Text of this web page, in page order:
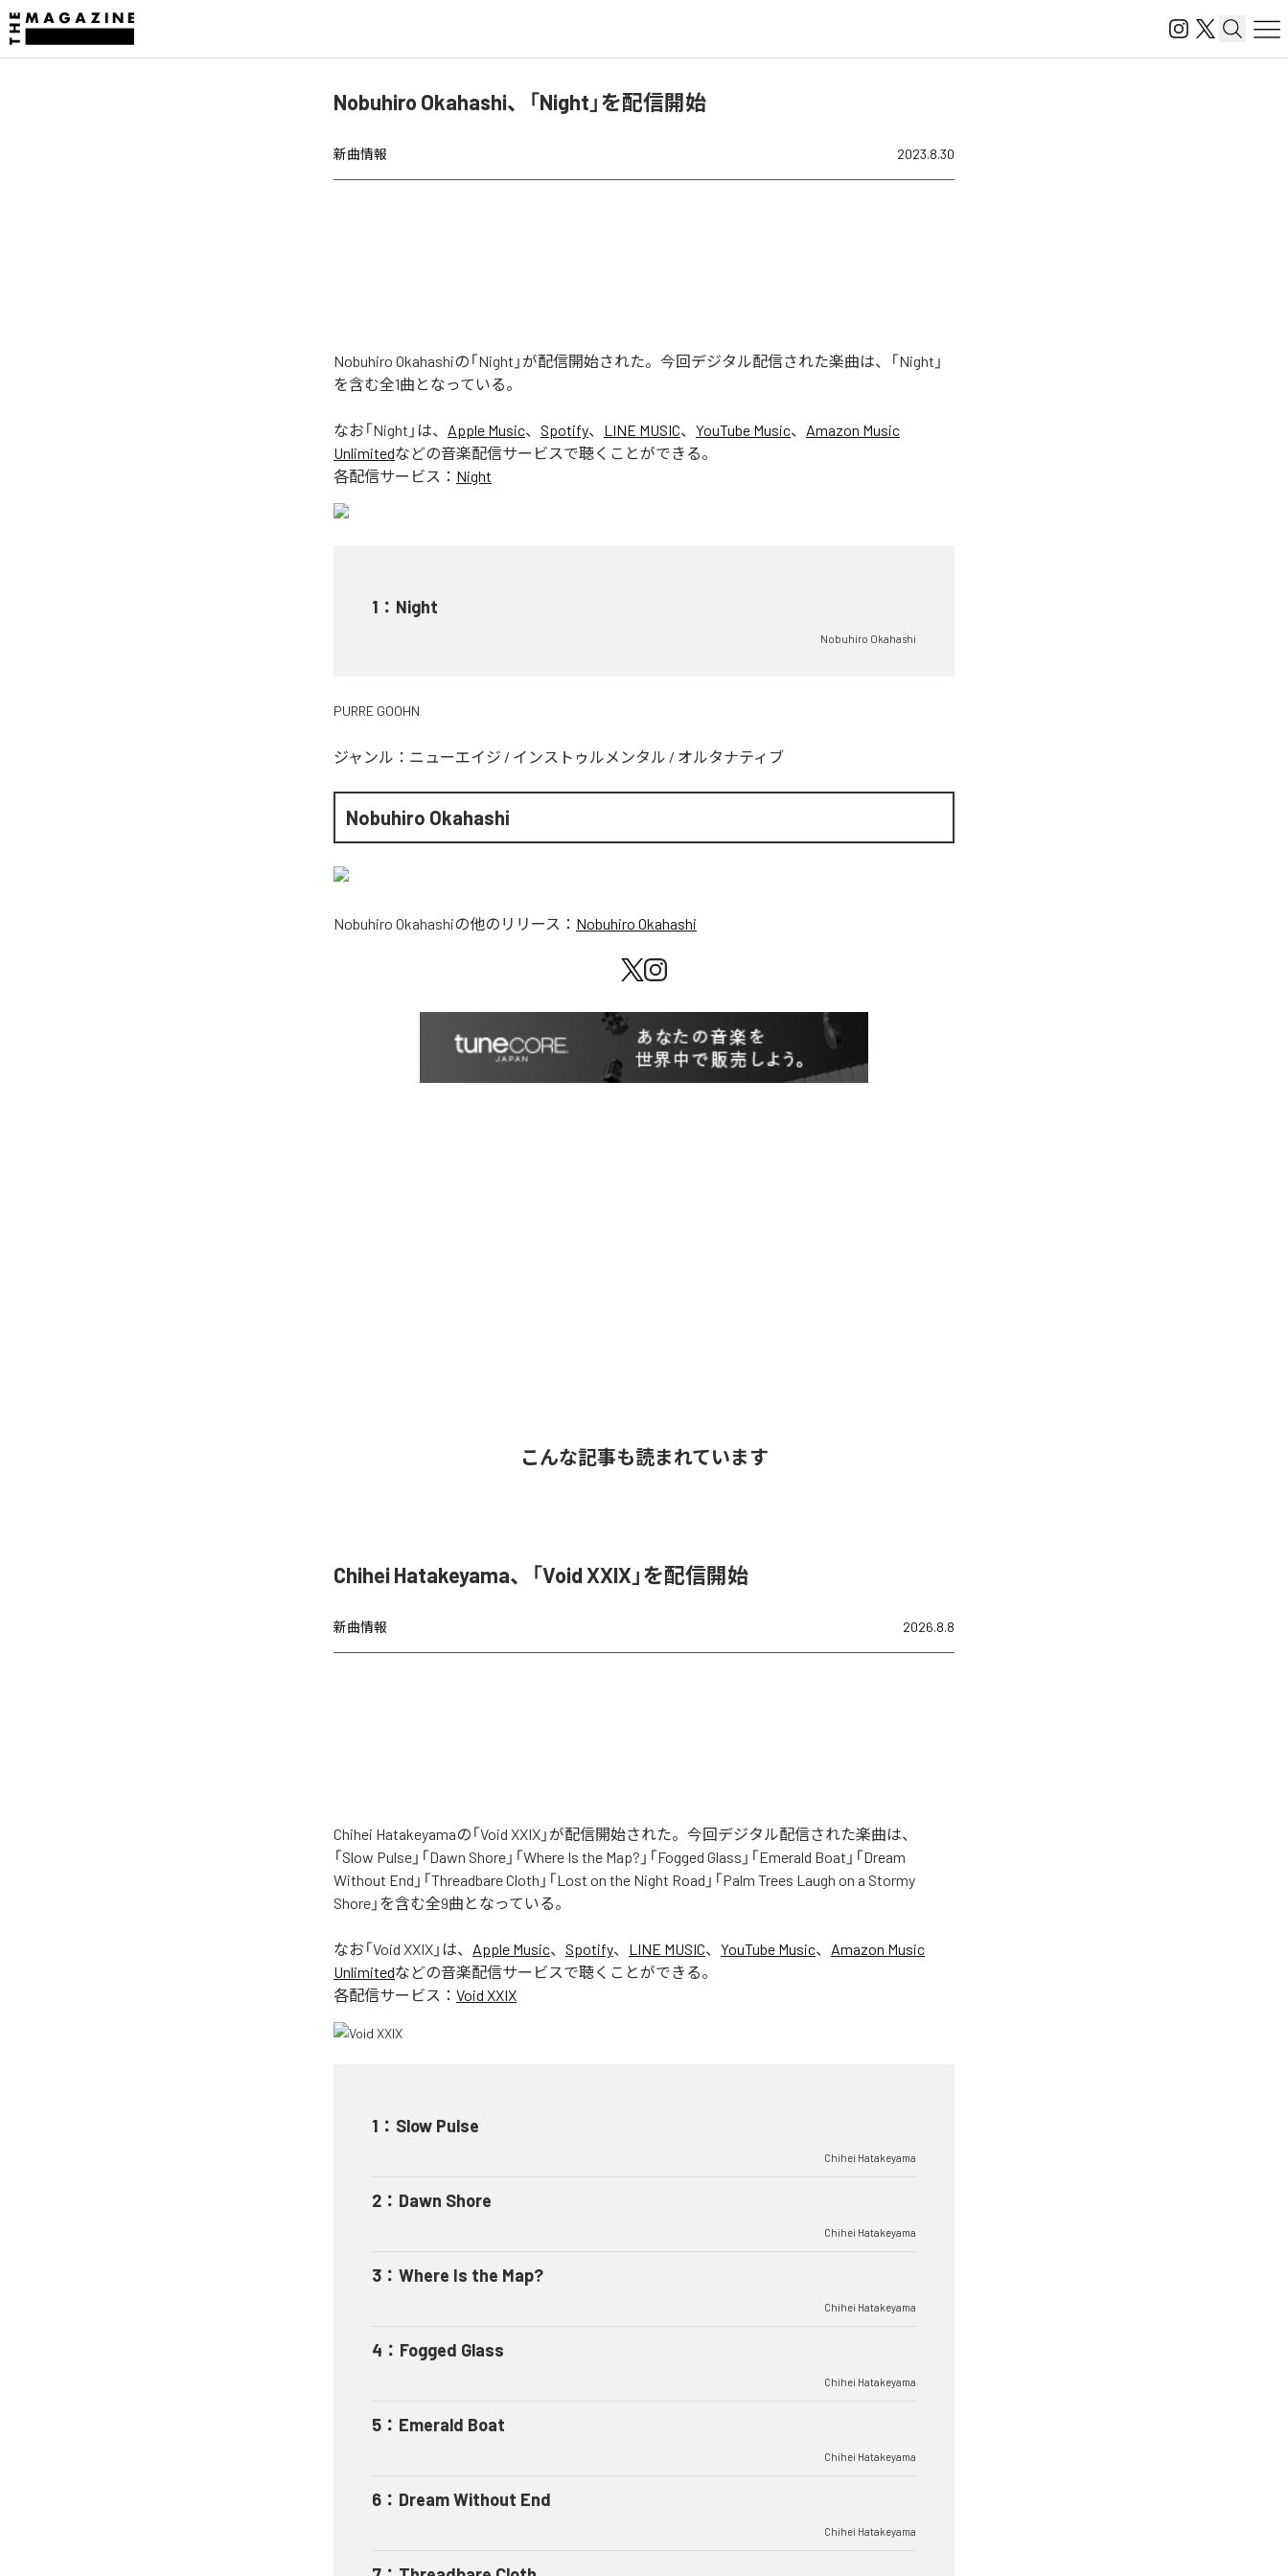
Nobuhiro Okahashi、「Night」を配信開始
新曲情報 2023.8.30
Nobuhiro Okahashiの「Night」が配信開始された。今回デジタル配信された楽曲は、「Night」
を含む全1曲となっている。
なお「Night 」は、 Apple Music、 Spotify、 LINE MUSIC、 YouTube Music、 Amazon Music
Unlimitedなどの音楽配信サービスで聴くことができる。
各配信サービス： Night
1 ： Night
Nobuhiro Okahashi
PURRE GOOHN
ジャンル： ニューエイジ / インストゥルメンタル / オルタナティブ
Nobuhiro Okahashi
Nobuhiro Okahashiの他のリリース： Nobuhiro Okahashi
こんな記事も読まれています
Chihei Hatakeyama、「Void XXIX」を配信開始
新曲情報 2026.8.8
Chihei Hatakeyamaの「Void XXIX」が配信開始された。今回デジタル配信された楽曲は、
「Slow Pulse」「Dawn Shore」「Where Is the Map?」「Fogged Glass」「Emerald Boat」「Dream
Without End」「Threadbare Cloth」「Lost on the Night Road」「Palm Trees Laugh on a Stormy
Shore」を含む全9曲となっている。
なお「Void XXIX 」は、 Apple Music、 Spotify、 LINE MUSIC、 YouTube Music、 Amazon Music
Unlimitedなどの音楽配信サービスで聴くことができる。
各配信サービス： Void XXIX
1 ： Slow Pulse
Chihei Hatakeyama
2 ： Dawn Shore
Chihei Hatakeyama
3 ： Where Is the Map?
Chihei Hatakeyama
4 ： Fogged Glass
Chihei Hatakeyama
5 ： Emerald Boat
Chihei Hatakeyama
6 ： Dream Without End
Chihei Hatakeyama